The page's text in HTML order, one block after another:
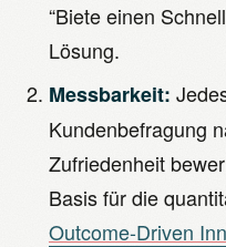
“Biete einen
Lösung.
Messbarkeit:
Kundenbefragung
Zufriedenheit
Basis für die
Outcome-Driven